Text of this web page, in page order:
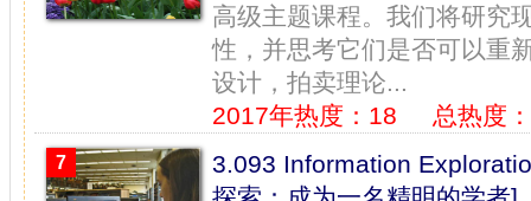
高级主题课程。我们将研究
性，并思考它们是否可以重
设计，拍卖理论...
2017年热度：18
总热度
7
3.093 Information